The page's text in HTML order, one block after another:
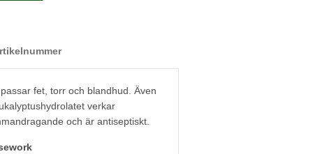
fet, torr och blandhud. Även
verkar
och är antiseptiskt.